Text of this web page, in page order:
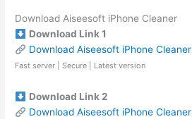
Download Aiseesoft iPhone Cleaner
Download Link 1
Download Aiseesoft iPhone Cleaner
Fast server | Secure | Latest version
Download Link 2
Download Aiseesoft iPhone Cleaner